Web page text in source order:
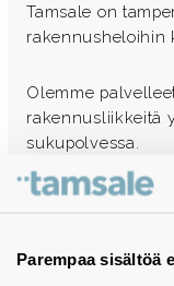
Parempaa sisältöä
Tamsale on
rakennusheloihin
Olemme
rakennusliikkeitä
sukupolvessa.
Ota yhteyttä -
Tuotekuvastot